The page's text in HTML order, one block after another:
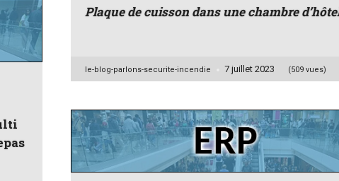
Plaque de cuisson dans une chambre
Posted
le-blog-parlons-securite-incendie 7 juillet 2023 (509 vues)